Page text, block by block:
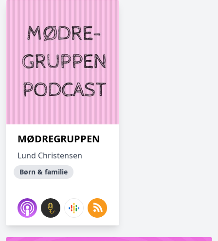
MØDREGRUPPEN
Lund Christensen
Børn & familie